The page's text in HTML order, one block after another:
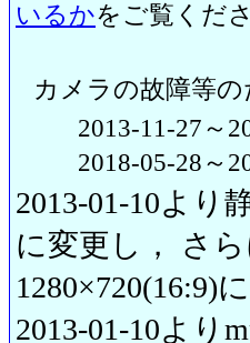
いるかをご覧くださ
カメラの故障等
2013-11-27～
2018-05-28～
2013-01-10より
に変更し， さ
1280×720(16:9)
2013-01-10より